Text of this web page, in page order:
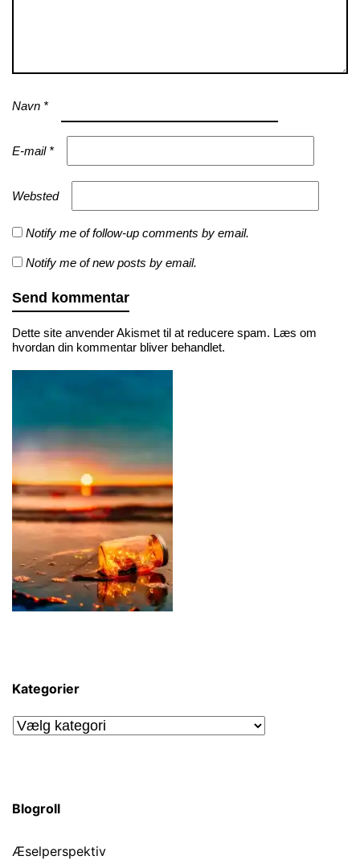
Navn *
E-mail *
Websted
Notify me of follow-up comments by email.
Notify me of new posts by email.
Dette site anvender Akismet til at reducere spam. Læs om
hvordan din kommentar bliver behandlet.
Kategorier
Kategorier
Blogroll
Æselperspektiv